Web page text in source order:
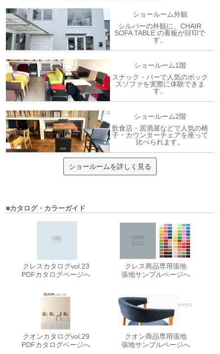
ショールーム外観
シルバーの外観に、CHAIR
SOFA TABLE の看板が目印で
す。
ショールーム1階
スナック・バーで人気のボック
スソファを実際に体験できま
す。
ショールーム2階
飲食店・居酒屋などで人気の椅
子・カウンターチェアを座って
比べられます。
ショールームを詳しく見る
■カタログ・カラーガイド
クレスカタログvol.23
PDFカタログページへ
クレス商品専用張地
張地サンプルページへ
クオンカタログvol.29
PDFカタログページへ
クオン商品専用張地
張地サンプルページへ